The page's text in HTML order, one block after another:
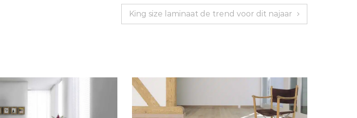
King size laminaat de trend voor dit najaar